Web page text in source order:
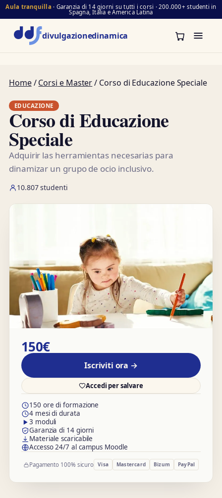
Aula tranquilla · Garanzia di 14 giorni su tutti i corsi · 200.000+ studenti in
Spagna, Italia e America Latina
divulgazionedinamica
Home/Corsi e Master/ Corso di Educazione Speciale
EDUCAZIONE
Corso di Educazione
Speciale
Adquirir las herramientas necesarias para
dinamizar un grupo de ocio inclusivo.
10.807 studenti
150€
Iscriviti ora →
Accedi per salvare
150 ore di formazione
4 mesi di durata
3 moduli
Garanzia di 14 giorni
Materiale scaricabile
Accesso 24/7 al campus Moodle
Pagamento 100% sicuro Visa Mastercard Bizum PayPal